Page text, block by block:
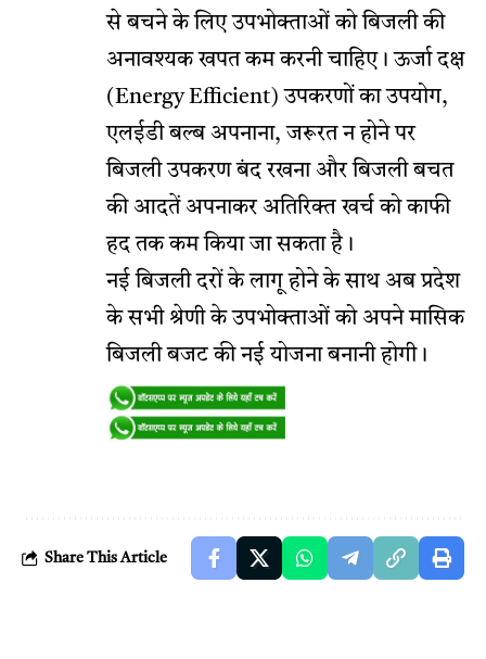
से बचने के लिए उपभोक्ताओं को बिजली की
अनावश्यक खपत कम करनी चाहिए। ऊर्जा दक्ष
(Energy Efficient) उपकरणों का उपयोग,
एलईडी बल्ब अपनाना, जरूरत न होने पर
बिजली उपकरण बंद रखना और बिजली बचत
की आदतें अपनाकर अतिरिक्त खर्च को काफी
हद तक कम किया जा सकता है।
नई बिजली दरों के लागू होने के साथ अब प्रदेश
के सभी श्रेणी के उपभोक्ताओं को अपने मासिक
बिजली बजट की नई योजना बनानी होगी।
Share This Article